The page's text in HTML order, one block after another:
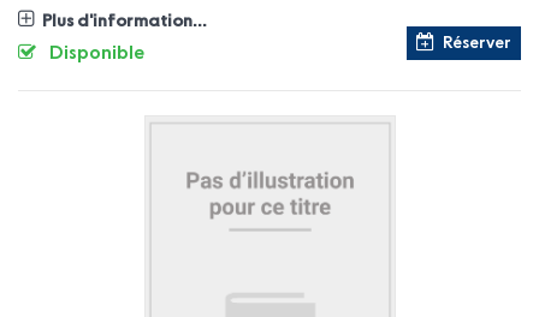
Plus d'information...
Réserver
Disponible